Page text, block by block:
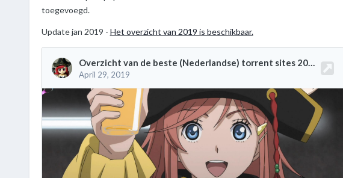
toegevoegd.
Update jan 2019 - Het overzicht van 2019 is beschikbaar.